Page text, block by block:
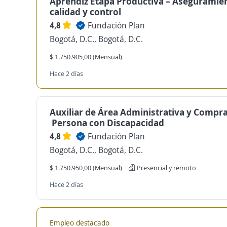
calidad y control
4,8
Fundación Plan
Bogotá, D.C., Bogotá, D.C.
$ 1.750.905,00 (Mensual)
Hace 2 días
Auxiliar de Área Administrativa y
Persona con Discapacidad
4,8
Fundación Plan
Bogotá, D.C., Bogotá, D.C.
$ 1.750.950,00 (Mensual)
Presencial y remoto
Hace 2 días
Empleo destacado